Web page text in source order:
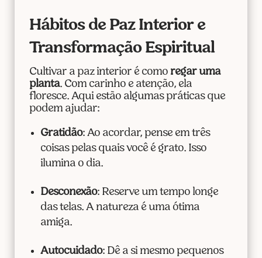
Hábitos de Paz Interior e
Transformação Espiritual
Cultivar a paz interior é como regar uma
planta. Com carinho e atenção, ela
floresce. Aqui estão algumas práticas que
podem ajudar:
Gratidão: Ao acordar, pense em três
coisas pelas quais você é grato. Isso
ilumina o dia.
Desconexão: Reserve um tempo longe
das telas. A natureza é uma ótima
amiga.
Autocuidado: Dê a si mesmo pequenos